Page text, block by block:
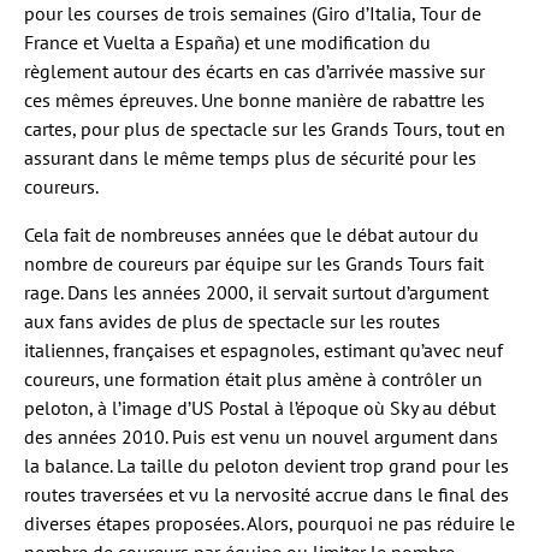
pour les courses de trois semaines (Giro d’Italia, Tour de
France et Vuelta a España) et une modification du
règlement autour des écarts en cas d’arrivée massive sur
ces mêmes épreuves. Une bonne manière de rabattre les
cartes, pour plus de spectacle sur les Grands Tours, tout en
assurant dans le même temps plus de sécurité pour les
coureurs.
Cela fait de nombreuses années que le débat autour du
nombre de coureurs par équipe sur les Grands Tours fait
rage. Dans les années 2000, il servait surtout d’argument
aux fans avides de plus de spectacle sur les routes
italiennes, françaises et espagnoles, estimant qu’avec neuf
coureurs, une formation était plus amène à contrôler un
peloton, à l’image d’US Postal à l’époque où Sky au début
des années 2010. Puis est venu un nouvel argument dans
la balance. La taille du peloton devient trop grand pour les
routes traversées et vu la nervosité accrue dans le final des
diverses étapes proposées. Alors, pourquoi ne pas réduire le